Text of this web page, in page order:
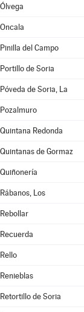
Ólvega
Oncala
Pinilla del Campo
Portillo de Soria
Póveda de Soria, La
Pozalmuro
Quintana Redonda
Quintanas de Gormaz
Quiñonería
Rábanos, Los
Rebollar
Recuerda
Rello
Renieblas
Retortillo de Soria